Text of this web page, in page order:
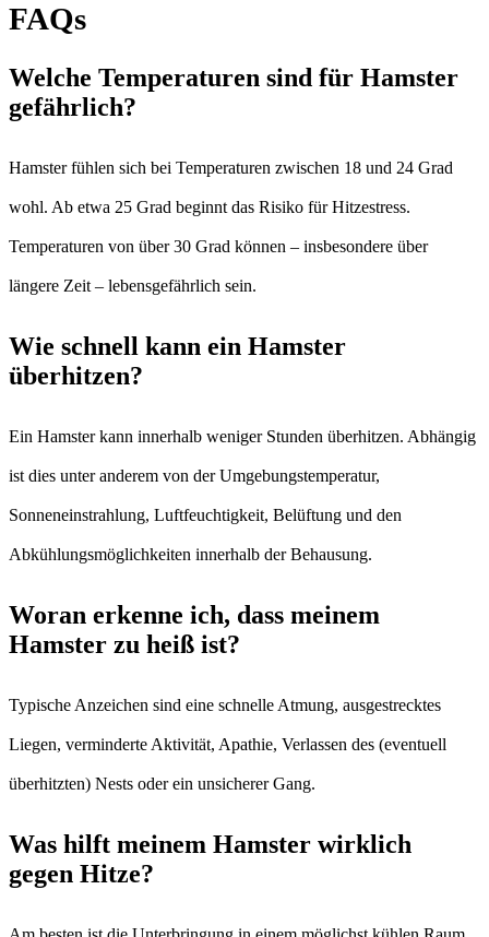
FAQs
Welche Temperaturen sind für Hamster
gefährlich?
Hamster fühlen sich bei Temperaturen zwischen 18 und 24 Grad
wohl. Ab etwa 25 Grad beginnt das Risiko für Hitzestress.
Temperaturen von über 30 Grad können – insbesondere über
längere Zeit – lebensgefährlich sein.
Wie schnell kann ein Hamster
überhitzen?
Ein Hamster kann innerhalb weniger Stunden überhitzen. Abhängig
ist dies unter anderem von der Umgebungstemperatur,
Sonneneinstrahlung, Luftfeuchtigkeit, Belüftung und den
Abkühlungsmöglichkeiten innerhalb der Behausung.
Woran erkenne ich, dass meinem
Hamster zu heiß ist?
Typische Anzeichen sind eine schnelle Atmung, ausgestrecktes
Liegen, verminderte Aktivität, Apathie, Verlassen des (eventuell
überhitzten) Nests oder ein unsicherer Gang.
Was hilft meinem Hamster wirklich
gegen Hitze?